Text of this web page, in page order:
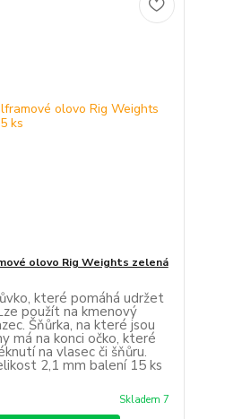
olovo Rig Weights zelená
které pomáhá udržet
použít na kmenový
Šňůrka, na které jsou
má na konci očko, které
na vlasec či šňůru.
2,1 mm balení 15 ks
Skladem 7